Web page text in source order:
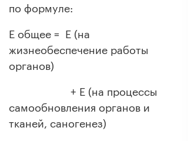
по формуле:
E общее = E (на
жизнеобеспечение работы
органов)
+ E (на процессы
самообновления органов и
тканей, саногенез)